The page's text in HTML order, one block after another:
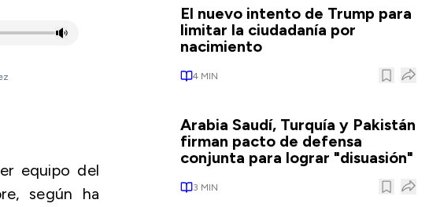
equipo del
según ha
El nuevo intento de Trump para
limitar la ciudadanía por
nacimiento
4 MIN
Arabia Saudí, Turquía y Pakistán
firman pacto de defensa
conjunta para lograr "disuasión"
3 MIN